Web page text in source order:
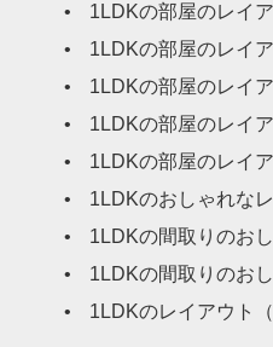
1LDKの部屋のレイ
1LDKの部屋のレイ
1LDKの部屋のレイ
1LDKの部屋のレイ
1LDKの部屋のレイ
1LDKのおしゃれな
1LDKの間取りのお
1LDKの間取りのお
1LDKのレイアウト